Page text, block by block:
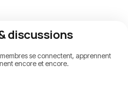
discussions
se connectent, apprennent
encore et encore.